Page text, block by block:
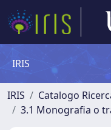
IRIS
IRIS Catalogo
3.1 Monografia o